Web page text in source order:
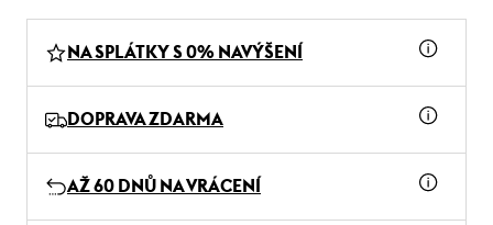
NA SPLÁTKY S 0% NAVÝŠENÍ
DOPRAVA ZDARMA
AŽ 60 DNŮ NA VRÁCENÍ